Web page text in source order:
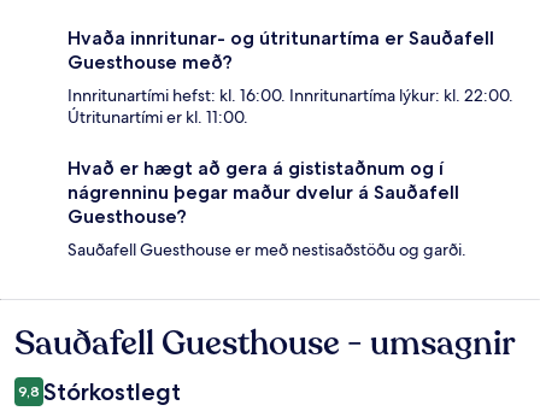
Hvaða innritunar- og útritunartíma er Sauðafell
Guesthouse með?
Innritunartími hefst: kl. 16:00. Innritunartíma lýkur: kl. 22:00.
Útritunartími er kl. 11:00.
Hvað er hægt að gera á gististaðnum og í
nágrenninu þegar maður dvelur á Sauðafell
Guesthouse?
Sauðafell Guesthouse er með nestisaðstöðu og garði.
Umsagnir
Sauðafell Guesthouse - umsagnir
9,8 Stórkostlegt